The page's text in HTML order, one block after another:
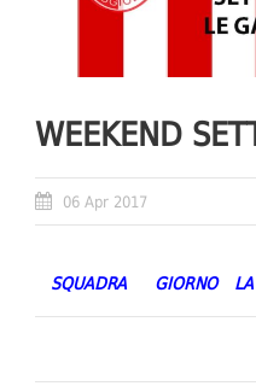
WEEKEND
06 Apr 2017
SQUADRA GIORNO